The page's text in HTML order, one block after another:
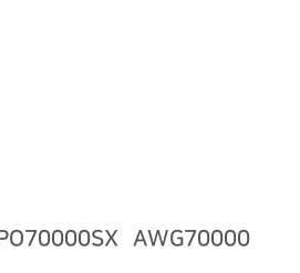
AWG70000